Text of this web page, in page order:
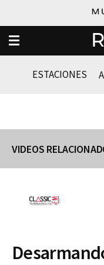
ESTACIONES
VIDEOS